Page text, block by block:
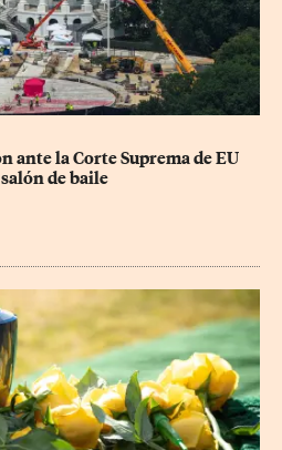
ante la Corte Suprema de EU
de baile